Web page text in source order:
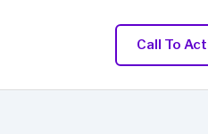
Call To